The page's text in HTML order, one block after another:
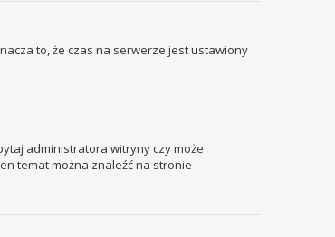
to, że czas na serwerze jest ustawiony
administratora witryny czy może
temat można znaleźć na stronie